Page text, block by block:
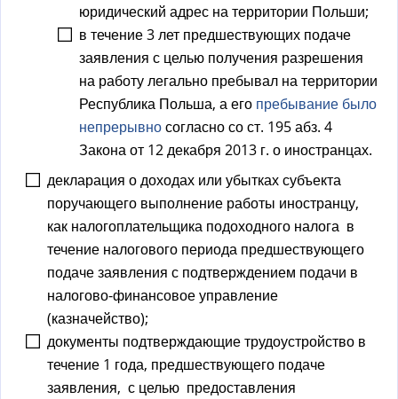
юридический адрес на территории Польши;
в течение 3 лет предшествующих подаче
заявления с целью получения разрешения
на работу легально пребывал на территории
Республика Польша, а его пребывание было
непрерывносогласно со ст. 195 абз. 4
Закона от 12 декабря 2013 г. о иностранцах.
декларация о доходах или убытках субъекта
поручающего выполнение работы иностранцу,
как налогоплательщика подоходного налога в
течение налогового периода предшествующего
подаче заявления с подтверждением подачи в
налогово-финансовое управление
(казначейство);
документы подтверждающие трудоустройство в
течение 1 года, предшествующего подаче
заявления, с целью предоставления